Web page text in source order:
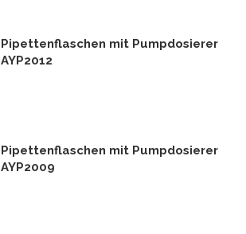
Pipettenflaschen mit Pumpdosierer
AYP2012
Pipettenflaschen mit Pumpdosierer
AYP2009